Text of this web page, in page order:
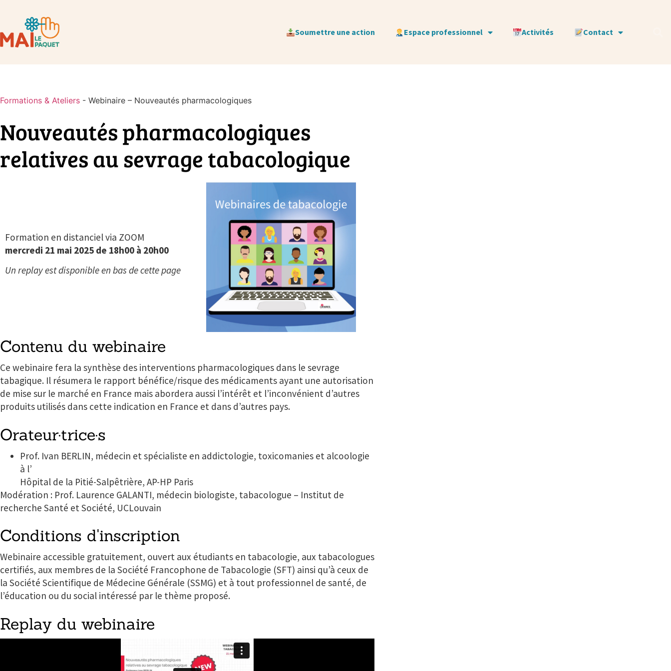
Soumettre une action Espace professionnel Activités Contact
Formations & Ateliers - Webinaire – Nouveautés pharmacologiques
Nouveautés pharmacologiques
relatives au sevrage tabacologique
Formation en distanciel via ZOOM
mercredi 21 mai 2025 de 18h00 à 20h00
Un replay est disponible en bas de cette page
Contenu du webinaire
Ce webinaire fera la synthèse des interventions pharmacologiques dans le sevrage
tabagique. Il résumera le rapport bénéfice/risque des médicaments ayant une autorisation
de mise sur le marché en France mais abordera aussi l’intérêt et l’inconvénient d’autres
produits utilisés dans cette indication en France et dans d’autres pays.
Orateur·trice·s
Prof. Ivan BERLIN, médecin et spécialiste en addictologie, toxicomanies et alcoologie
à l’
Hôpital de la Pitié-Salpêtrière, AP-HP Paris
Modération : Prof. Laurence GALANTI, médecin biologiste, tabacologue – Institut de
recherche Santé et Société, UCLouvain
Conditions d'inscription
Webinaire accessible gratuitement, ouvert aux étudiants en tabacologie, aux tabacologues
certifiés, aux membres de la Société Francophone de Tabacologie (SFT) ainsi qu’à ceux de
la Société Scientifique de Médecine Générale (SSMG) et à tout professionnel de santé, de
l’éducation ou du social intéressé par le thème proposé.
Replay du webinaire